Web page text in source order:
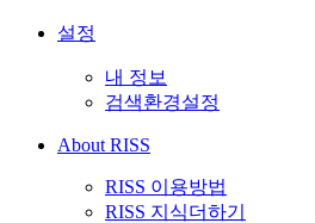
설정
내 정보
검색환경설정
About RISS
RISS 이용방법
RISS 지식더하기